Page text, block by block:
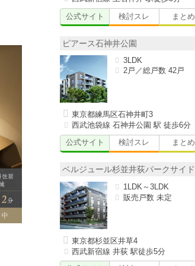
公式サイト
検討スレ まとめ
ピアース石神井公園
3LDK
2戸／総戸数 42戸
東京都練馬区石神井町3
西武池袋線 石神井公園 駅 徒歩6分
公式サイト
検討スレ まとめ
ベルジュール杉並井荻パークサイド
1LDK～3LDK
販売戸数 未定
東京都杉並区井草4
西武新宿線 井荻 駅徒歩5分